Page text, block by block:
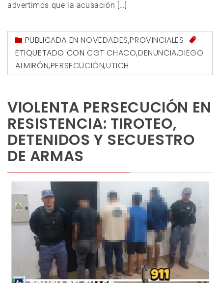
advertimos que la acusación […]
PUBLICADA ENNOVEDADES,PROVINCIALES
ETIQUETADO CON CGT CHACO,DENUNCIA,DIEGO
ALMIRÓN,PERSECUCIÓN,UTICH
VIOLENTA PERSECUCIÓN EN
RESISTENCIA: TIROTEO,
DETENIDOS Y SECUESTRO
DE ARMAS